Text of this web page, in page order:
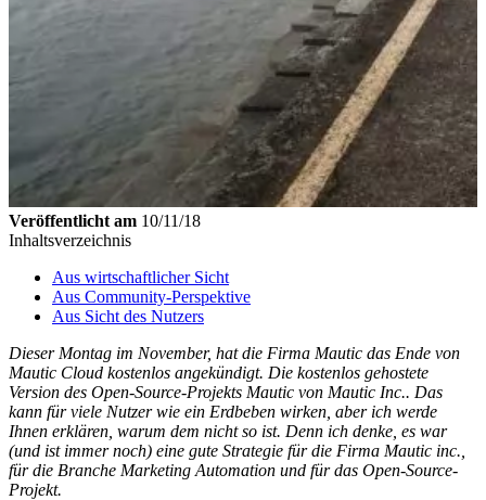
Veröffentlicht am 10/11/18
Inhaltsverzeichnis
Aus wirtschaftlicher Sicht
Aus Community-Perspektive
Aus Sicht des Nutzers
Dieser Montag im November, hat die Firma Mautic das Ende von
Mautic Cloud kostenlos angekündigt. Die kostenlos gehostete
Version des Open-Source-Projekts Mautic von Mautic Inc.. Das
kann für viele Nutzer wie ein Erdbeben wirken, aber ich werde
Ihnen erklären, warum dem nicht so ist. Denn ich denke, es war
(und ist immer noch) eine gute Strategie für die Firma Mautic inc.,
für die Branche Marketing Automation und für das Open-Source-
Projekt.